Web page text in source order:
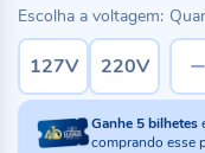
Escolha a voltagem:
127V 220V
Ganhe5bilhetes
comprando esse